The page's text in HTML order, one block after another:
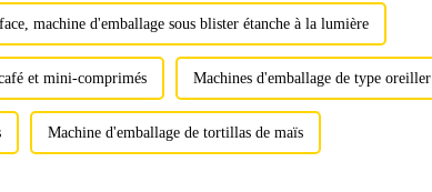
machine d'emballage sous blister étanche à la lumière
et mini-comprimés Machines d'emballage de type oreiller
Machine d'emballage de tortillas de maïs